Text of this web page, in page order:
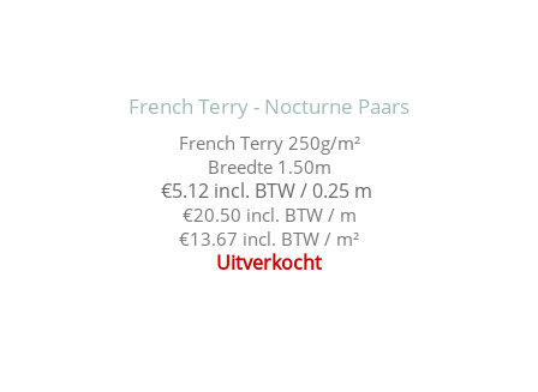
French Terry - Nocturne Paars
French Terry 250g/m²
Breedte 1.50m
€5.12 incl. BTW / 0.25 m
€20.50 incl. BTW / m
€13.67 incl. BTW / m²
Uitverkocht